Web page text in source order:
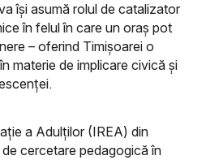
își asumă rolul de catalizator
în felul în care un oraș pot
– oferind Timișoarei o
materie de implicare civică și
a Adulților (IREA) din
cercetare pedagogică în